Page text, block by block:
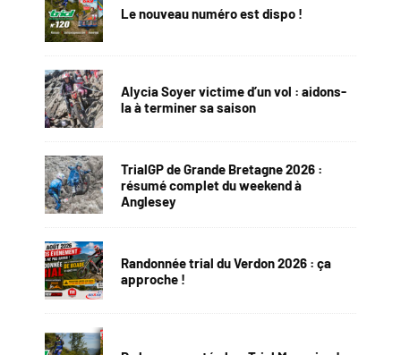
Le nouveau numéro est dispo !
Alycia Soyer victime d’un vol : aidons-
la à terminer sa saison
TrialGP de Grande Bretagne 2026 :
résumé complet du weekend à
Anglesey
Randonnée trial du Verdon 2026 : ça
approche !